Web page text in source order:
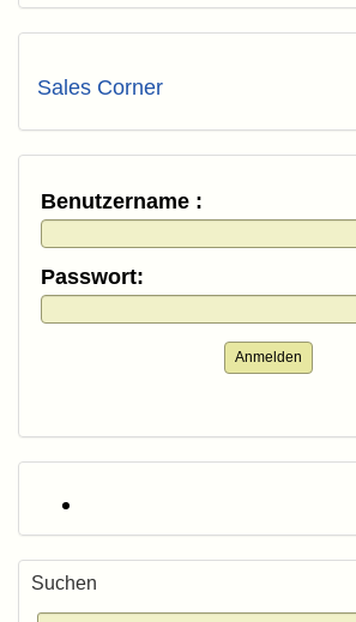
Sales Corner
Benutzername :
Passwort:
Anmelden
Suchen